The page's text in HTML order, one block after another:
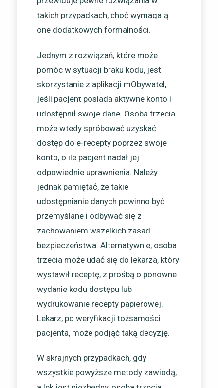
takich przypadkach, choć wymagają
one dodatkowych formalności.
Jednym z rozwiązań, które może
pomóc w sytuacji braku kodu, jest
skorzystanie z aplikacji mObywatel,
jeśli pacjent posiada aktywne konto i
udostępnił swoje dane. Osoba trzecia
może wtedy spróbować uzyskać
dostęp do e-recepty poprzez swoje
konto, o ile pacjent nadał jej
odpowiednie uprawnienia. Należy
jednak pamiętać, że takie
udostępnianie danych powinno być
przemyślane i odbywać się z
zachowaniem wszelkich zasad
bezpieczeństwa. Alternatywnie, osoba
trzecia może udać się do lekarza, który
wystawił receptę, z prośbą o ponowne
wydanie kodu dostępu lub
wydrukowanie recepty papierowej.
Lekarz, po weryfikacji tożsamości
pacjenta, może podjąć taką decyzję.
W skrajnych przypadkach, gdy
wszystkie powyższe metody zawiodą,